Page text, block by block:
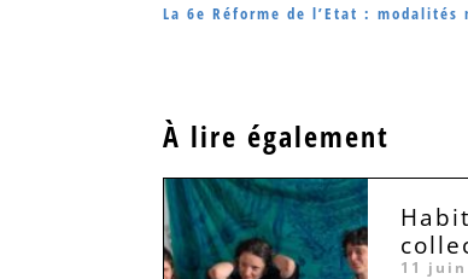
La 6e Réforme de l’Etat :
À lire également
11 juin